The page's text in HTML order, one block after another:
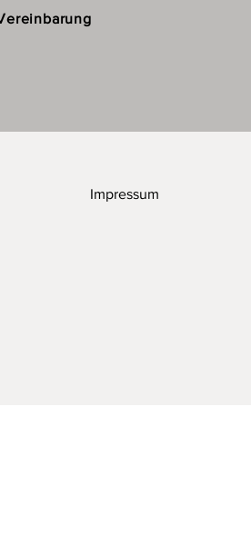
Impressum